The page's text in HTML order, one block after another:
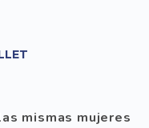
mismas mujeres